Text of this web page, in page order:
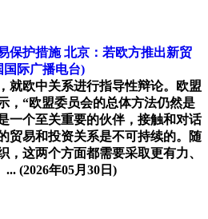
保护措施 北京：若欧方推出新贸
国际广播电台)
就欧中关系进行指导性辩论。欧盟
，“欧盟委员会的总体方法仍然是
一个至关重要的伙伴，接触和对话
贸易和投资关系是不可持续的。随
，这两个方面都需要采取更有力、
... (2026年05月30日)